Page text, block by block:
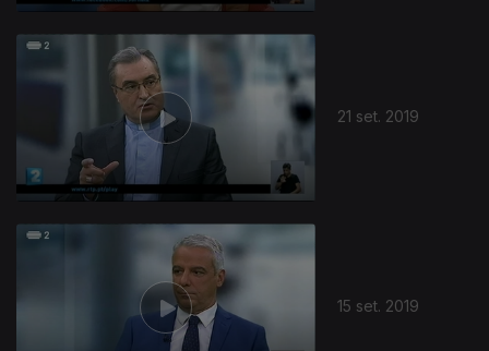
21 set. 2019
15 set. 2019